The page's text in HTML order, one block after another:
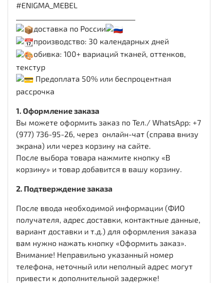
#ENIGMA_MEBEL
доставка по России
производство: 30 календарных дней
обивка: 100+ вариаций тканей, оттенков,
текстур
Предоплата 50% или беспроцентная
рассрочка
1. Оформление заказа
Вы можете оформить заказ по Тел./ WhatsApp: +7
(977) 736-95-26, через онлайн-чат (справа внизу
экрана) или через корзину на сайте.
После выбора товара нажмите кнопку «В
корзину» и товар добавится в вашу корзину.
2. Подтверждение заказа
После ввода необходимой информации (ФИО
получателя, адрес доставки, контактные данные,
вариант доставки и т.д.) для оформления заказа
вам нужно нажать кнопку «Оформить заказ».
Внимание! Неправильно указанный номер
телефона, неточный или неполный адрес могут
привести к дополнительной задержке!